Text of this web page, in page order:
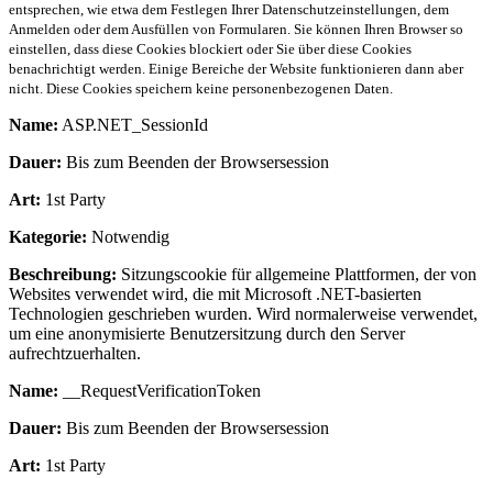
entsprechen, wie etwa dem Festlegen Ihrer Datenschutzeinstellungen, dem
Anmelden oder dem Ausfüllen von Formularen. Sie können Ihren Browser so
einstellen, dass diese Cookies blockiert oder Sie über diese Cookies
benachrichtigt werden. Einige Bereiche der Website funktionieren dann aber
nicht. Diese Cookies speichern keine personenbezogenen Daten.
Name: ASP.NET_SessionId
Dauer: Bis zum Beenden der Browsersession
Art: 1st Party
Kategorie: Notwendig
Beschreibung: Sitzungscookie für allgemeine Plattformen, der von
Websites verwendet wird, die mit Microsoft .NET-basierten
Technologien geschrieben wurden. Wird normalerweise verwendet,
um eine anonymisierte Benutzersitzung durch den Server
aufrechtzuerhalten.
Name: __RequestVerificationToken
Dauer: Bis zum Beenden der Browsersession
Art: 1st Party